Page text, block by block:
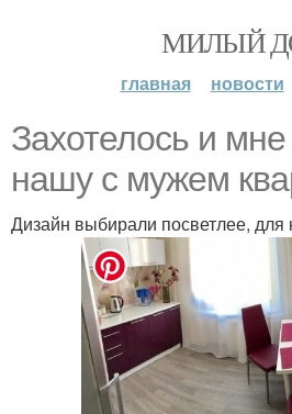
МИЛЫЙ
главная новости
Захотелось и мне
нашу с мужем
Дизайн выбирали посветлее, для